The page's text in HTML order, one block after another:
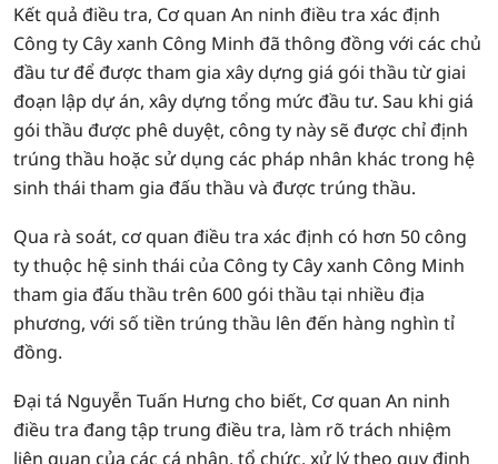
Kết quả điều tra, Cơ quan An ninh điều tra xác định
Công ty Cây xanh Công Minh đã thông đồng với các chủ
đầu tư để được tham gia xây dựng giá gói thầu từ giai
đoạn lập dự án, xây dựng tổng mức đầu tư. Sau khi giá
gói thầu được phê duyệt, công ty này sẽ được chỉ định
trúng thầu hoặc sử dụng các pháp nhân khác trong hệ
sinh thái tham gia đấu thầu và được trúng thầu.
Qua rà soát, cơ quan điều tra xác định có hơn 50 công
ty thuộc hệ sinh thái của Công ty Cây xanh Công Minh
tham gia đấu thầu trên 600 gói thầu tại nhiều địa
phương, với số tiền trúng thầu lên đến hàng nghìn tỉ
đồng.
Đại tá Nguyễn Tuấn Hưng cho biết, Cơ quan An ninh
điều tra đang tập trung điều tra, làm rõ trách nhiệm
liên quan của các cá nhân, tổ chức, xử lý theo quy định